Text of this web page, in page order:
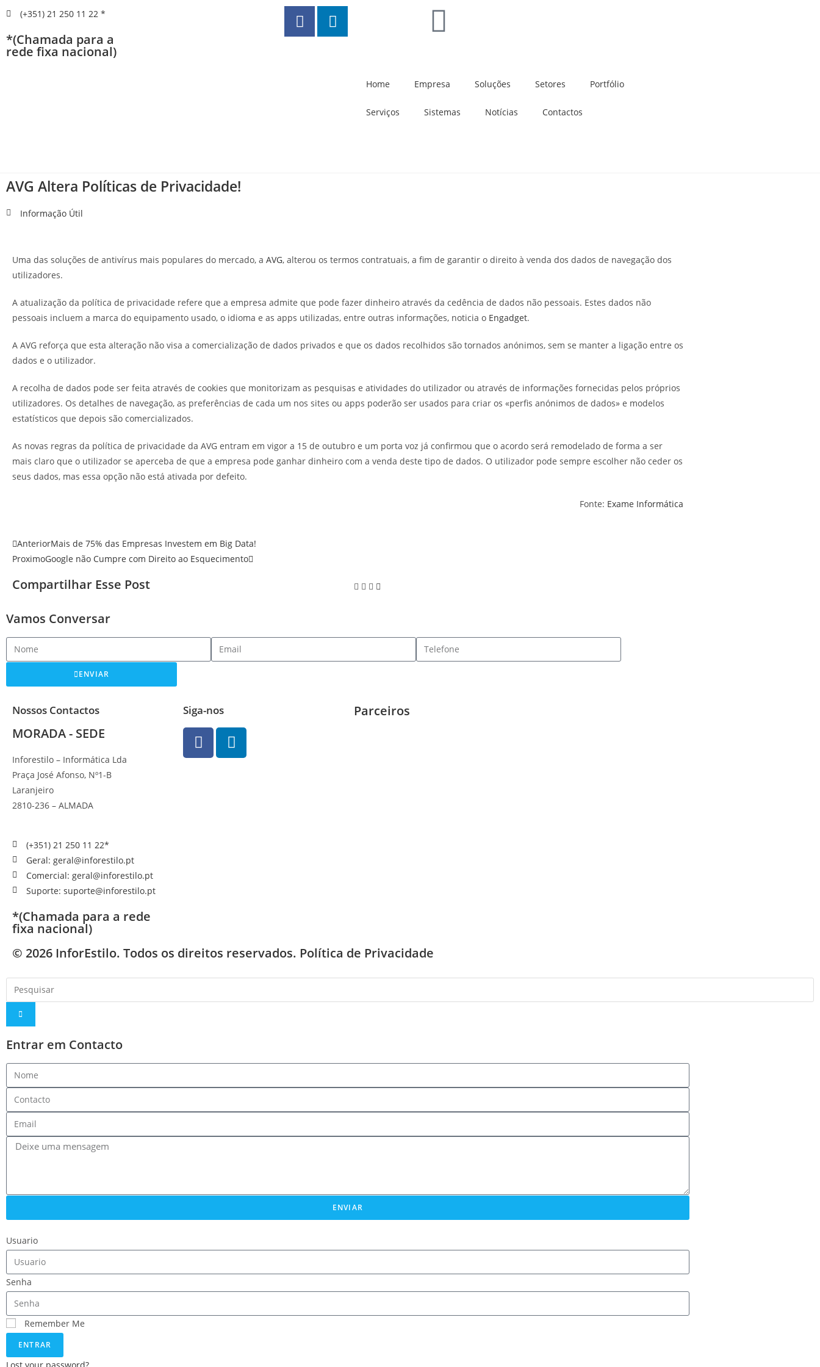
(+351) 21 250 11 22 *
*(Chamada para a
rede fixa nacional)
Home Empresa Soluções Setores Portfólio
Serviços Sistemas Notícias Contactos
AVG Altera Políticas de Privacidade!
Informação Útil
Uma das soluções de antivírus mais populares do mercado, a AVG, alterou os termos contratuais, a fim de garantir o direito à venda dos dados de navegação dos
utilizadores.
A atualização da política de privacidade refere que a empresa admite que pode fazer dinheiro através da cedência de dados não pessoais. Estes dados não
pessoais incluem a marca do equipamento usado, o idioma e as apps utilizadas, entre outras informações, noticia o Engadget.
A AVG reforça que esta alteração não visa a comercialização de dados privados e que os dados recolhidos são tornados anónimos, sem se manter a ligação entre os
dados e o utilizador.
A recolha de dados pode ser feita através de cookies que monitorizam as pesquisas e atividades do utilizador ou através de informações fornecidas pelos próprios
utilizadores. Os detalhes de navegação, as preferências de cada um nos sites ou apps poderão ser usados para criar os «perfis anónimos de dados» e modelos
estatísticos que depois são comercializados.
As novas regras da política de privacidade da AVG entram em vigor a 15 de outubro e um porta voz já confirmou que o acordo será remodelado de forma a ser
mais claro que o utilizador se aperceba de que a empresa pode ganhar dinheiro com a venda deste tipo de dados. O utilizador pode sempre escolher não ceder os
seus dados, mas essa opção não está ativada por defeito.
Fonte: Exame Informática
AnteriorMais de 75% das Empresas Investem em Big Data!
ProximoGoogle não Cumpre com Direito ao Esquecimento
Compartilhar Esse Post
Vamos Conversar
ENVIAR
Nossos Contactos
MORADA - SEDE
Inforestilo – Informática Lda
Praça José Afonso, Nº1-B
Laranjeiro
2810-236 – ALMADA
(+351) 21 250 11 22*
Geral: geral@inforestilo.pt
Comercial: geral@inforestilo.pt
Suporte: suporte@inforestilo.pt
*(Chamada para a rede
fixa nacional)
Siga-nos Parceiros
© 2026 InforEstilo. Todos os direitos reservados. Política de Privacidade
Entrar em Contacto
ENVIAR
Usuario
Senha
Remember Me
ENTRAR
Lost your password?